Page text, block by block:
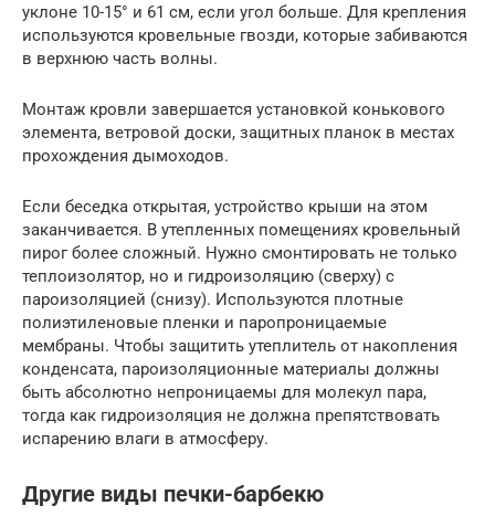
уклоне 10-15° и 61 см, если угол больше. Для крепления
используются кровельные гвозди, которые забиваются
в верхнюю часть волны.
Монтаж кровли завершается установкой конькового
элемента, ветровой доски, защитных планок в местах
прохождения дымоходов.
Если беседка открытая, устройство крыши на этом
заканчивается. В утепленных помещениях кровельный
пирог более сложный. Нужно смонтировать не только
теплоизолятор, но и гидроизоляцию (сверху) с
пароизоляцией (снизу). Используются плотные
полиэтиленовые пленки и паропроницаемые
мембраны. Чтобы защитить утеплитель от накопления
конденсата, пароизоляционные материалы должны
быть абсолютно непроницаемы для молекул пара,
тогда как гидроизоляция не должна препятствовать
испарению влаги в атмосферу.
Другие виды печки-барбекю